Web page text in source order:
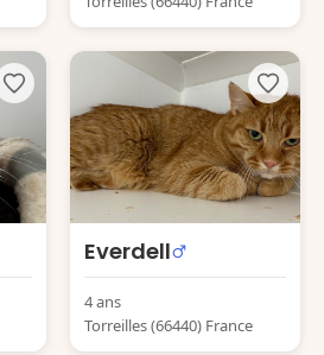
Everdell
4 ans
Torreilles (66440) France